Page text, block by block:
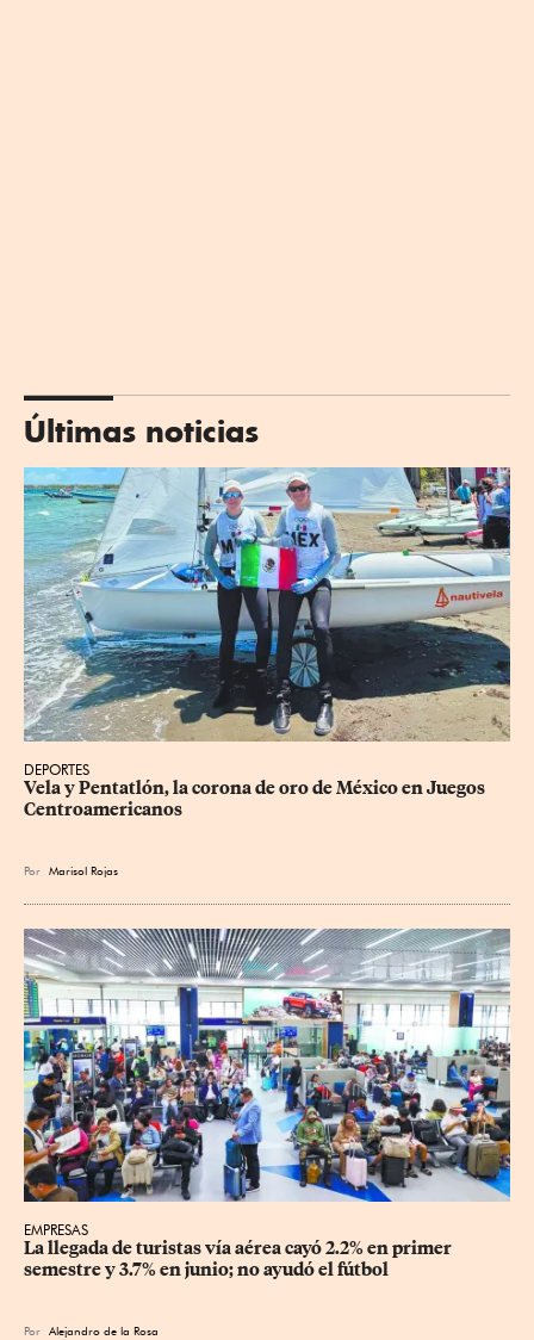
Últimas noticias
DEPORTES
Vela y Pentatlón, la corona de oro de México en Juegos
Centroamericanos
Por Marisol Rojas
EMPRESAS
La llegada de turistas vía aérea cayó 2.2% en primer
semestre y 3.7% en junio; no ayudó el fútbol
Por Alejandro de la Rosa